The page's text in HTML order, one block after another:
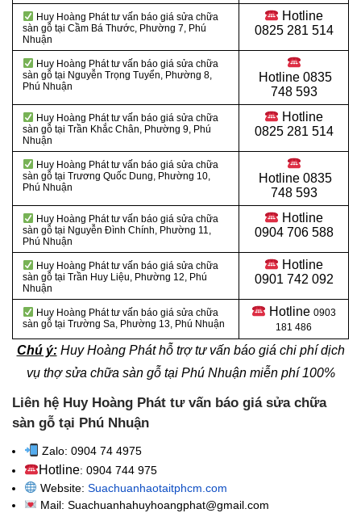
Huy Hoàng Phát tư vấn báo giá sửa chữa
sàn gỗ tại Cầm Bá Thước, Phường 7, Phú
Nhuận
Hotline
0825 281 514
Huy Hoàng Phát tư vấn báo giá sửa chữa
sàn gỗ tại Nguyễn Trọng Tuyển, Phường 8,
Phú Nhuận
Hotline 0835
748 593
Huy Hoàng Phát tư vấn báo giá sửa chữa
sàn gỗ tại Trần Khắc Chân, Phường 9, Phú
Nhuận
Hotline
0825 281 514
Huy Hoàng Phát tư vấn báo giá sửa chữa
sàn gỗ tại Trương Quốc Dung, Phường 10,
Phú Nhuận
Hotline 0835
748 593
Huy Hoàng Phát tư vấn báo giá sửa chữa
sàn gỗ tại Nguyễn Đình Chính, Phường 11,
Phú Nhuận
Hotline
0904 706 588
Huy Hoàng Phát tư vấn báo giá sửa chữa
sàn gỗ tại Trần Huy Liệu, Phường 12, Phú
Nhuận
Hotline
0901 742 092
Huy Hoàng Phát tư vấn báo giá sửa chữa
sàn gỗ tại Trường Sa, Phường 13, Phú Nhuận
Hotline0903
181 486
Chú ý:Huy Hoàng Phát hỗ trợ tư vấn báo giá chi phí dịch
vụ thợ sửa chữa sàn gỗ tại Phú Nhuận miễn phí 100%
Liên hệ Huy Hoàng Phát tư vấn báo giá sửa chữa
sàn gỗ tại Phú Nhuận
Zalo: 0904 74 4975
Hotline: 0904 744 975
Website: Suachuanhaotaitphcm.com
Mail: Suachuanhahuyhoangphat@gmail.com